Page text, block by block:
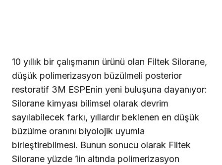
10 yıllık bir çalışmanın ürünü olan Filtek Silorane,
düşük polimerizasyon büzülmeli posterior
restoratif 3M ESPEnin yeni buluşuna dayanıyor:
Silorane kimyası bilimsel olarak devrim
sayılabilecek farkı, yıllardır beklenen en düşük
büzülme oranını biyolojik uyumla
birleştirebilmesi. Bunun sonucu olarak Filtek
Silorane yüzde 1in altında polimerizasyon